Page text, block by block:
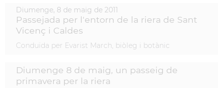
Diumenge, 8 de maig de 2011
Passejada per l'entorn de la riera de Sant
Vicenç i Caldes
Conduïda per Evarist March, biòleg i botànic
Diumenge 8 de maig, un passeig de
primavera per la riera